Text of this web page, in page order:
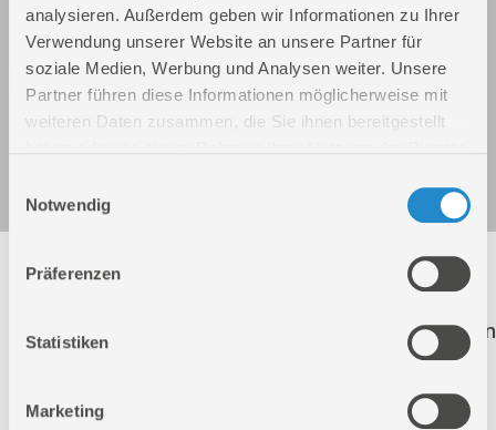
analysieren. Außerdem geben wir Informationen zu Ihrer
Verwendung unserer Website an unsere Partner für
soziale Medien, Werbung und Analysen weiter. Unsere
Partner führen diese Informationen möglicherweise mit
weiteren Daten zusammen, die Sie ihnen bereitgestellt
Notwendig
Präferenzen
Statistiken
Marketing
Sägekettenschärfgerät GKS 108 L
Folgende Artikel sind nicht mehr in unserem
Sortiment! Diese Artikel werden weiterhin zur
Ersatzteilbestellung aufgeführt. Der Klick auf einen
dieser Artikel führt Sie direkt auf die richtige